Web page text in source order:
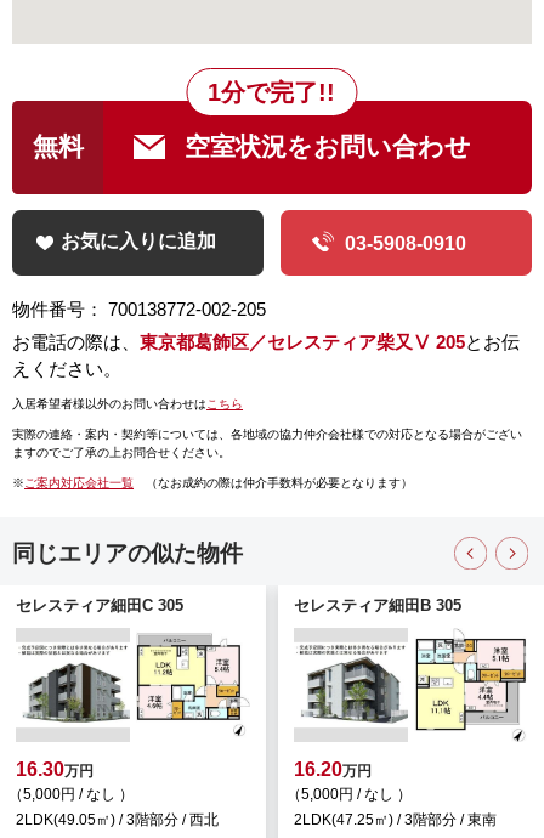
無料 空室状況をお問い合わせ
1分で完了!!
お気に入りに追加 03-5908-0910
物件番号： 700138772-002-205
お電話の際は、東京都葛飾区／セレスティア柴又Ⅴ 205とお伝
えください。
入居希望者様以外のお問い合わせはこちら
実際の連絡・案内・契約等については、各地域の協力仲介会社様での対応となる場合がござい
ますのでご了承の上お問合せください。
※ご案内対応会社一覧 （なお成約の際は仲介手数料が必要となります）
同じエリアの似た物件
セレスティア細田C 305
16.30万円
（5,000円 / なし ）
2LDK(49.05㎡) / 3階部分 / 西北
セレスティア細田B 305
16.20万円
（5,000円 / なし ）
2LDK(47.25㎡) / 3階部分 / 東南